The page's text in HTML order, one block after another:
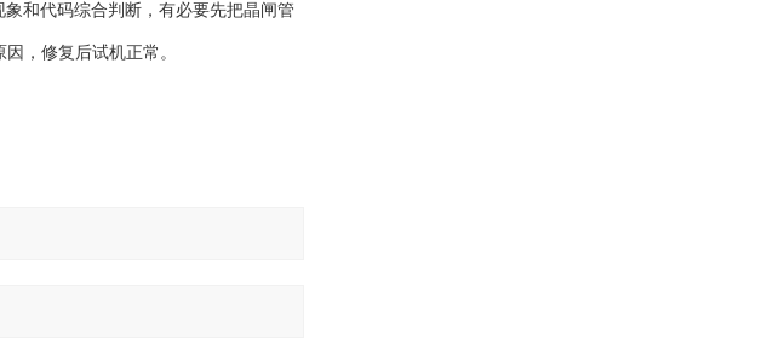
和代码综合判断，有必要先把晶闸管
，修复后试机正常。